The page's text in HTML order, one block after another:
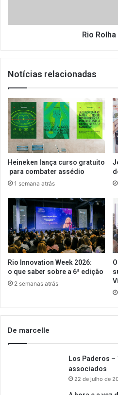
Rio
Notícias relacionadas
Heineken lança curso gratuito
para combater assédio
1 semana atrás
Rio Innovation Week 2026:
o que saber sobre a 6ª edição
2 semanas atrás
De marcelle
Los Paderos –
associados
22 de julho de